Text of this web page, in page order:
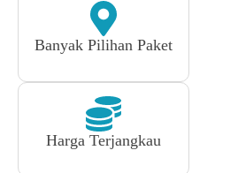
Banyak Pilihan Paket
Harga Terjangkau